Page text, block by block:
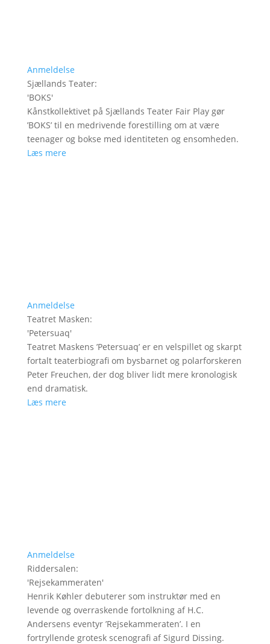
Anmeldelse
Sjællands Teater:
'BOKS'
Kånstkollektivet på Sjællands Teater Fair Play gør
’BOKS’ til en medrivende forestilling om at være
teenager og bokse med identiteten og ensomheden.
Læs mere
Anmeldelse
Teatret Masken:
'Petersuaq'
Teatret Maskens ’Petersuaq’ er en velspillet og skarpt
fortalt teaterbiografi om bysbarnet og polarforskeren
Peter Freuchen, der dog bliver lidt mere kronologisk
end dramatisk.
Læs mere
Anmeldelse
Riddersalen:
'Rejsekammeraten'
Henrik Køhler debuterer som instruktør med en
levende og overraskende fortolkning af H.C.
Andersens eventyr ’Rejsekammeraten’. I en
fortryllende grotesk scenografi af Sigurd Dissing.